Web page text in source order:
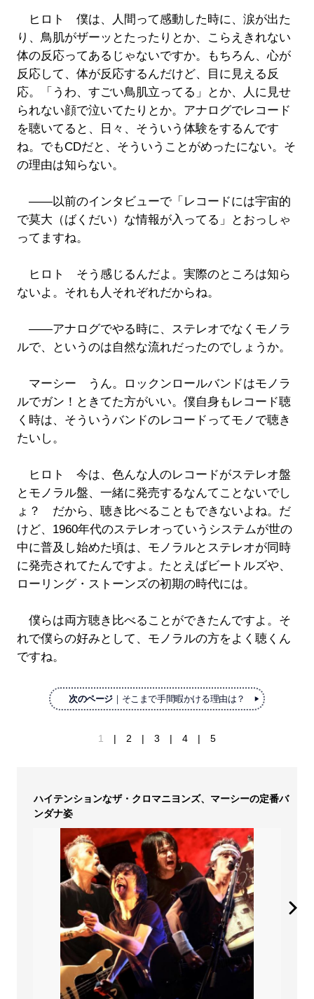
ヒロト 僕は、人間って感動した時に、涙が出た
り、鳥肌がザーッとたったりとか、こらえきれない
体の反応ってあるじゃないですか。もちろん、心が
反応して、体が反応するんだけど、目に見える反
応。「うわ、すごい鳥肌立ってる」とか、人に見せ
られない顔で泣いてたりとか。アナログでレコード
を聴いてると、日々、そういう体験をするんです
ね。でもCDだと、そういうことがめったにない。そ
の理由は知らない。
――以前のインタビューで「レコードには宇宙的
で莫大（ばくだい）な情報が入ってる」とおっしゃ
ってますね。
ヒロト そう感じるんだよ。実際のところは知ら
ないよ。それも人それぞれだからね。
――アナログでやる時に、ステレオでなくモノラ
ルで、というのは自然な流れだったのでしょうか。
マーシー うん。ロックンロールバンドはモノラ
ルでガン！ときてた方がいい。僕自身もレコード聴
く時は、そういうバンドのレコードってモノで聴き
たいし。
ヒロト 今は、色んな人のレコードがステレオ盤
とモノラル盤、一緒に発売するなんてことないでし
ょ？ だから、聴き比べることもできないよね。だ
けど、1960年代のステレオっていうシステムが世の
中に普及し始めた頃は、モノラルとステレオが同時
に発売されてたんですよ。たとえばビートルズや、
ローリング・ストーンズの初期の時代には。
僕らは両方聴き比べることができたんですよ。そ
れで僕らの好みとして、モノラルの方をよく聴くん
ですね。
次のページ｜そこまで手間暇かける理由は？
1 2 3 4 5
ハイテンションなザ・クロマニヨンズ、マーシーの定番バ
ンダナ姿